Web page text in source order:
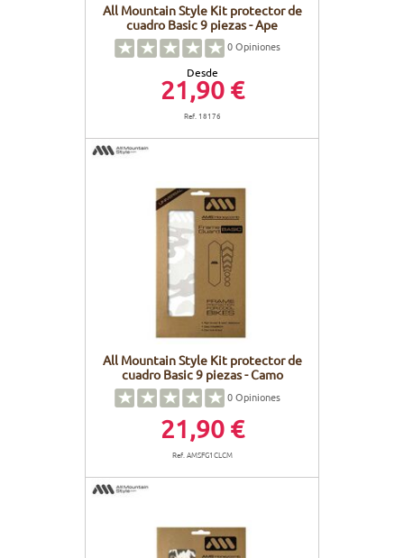
All Mountain Style Kit protector de
cuadro Basic 9 piezas - Ape
0Opiniones
Desde
21,90 €
Ref. 18176
All Mountain Style Kit protector de
cuadro Basic 9 piezas - Camo
0Opiniones
21,90 €
Ref. AMSFG1CLCM